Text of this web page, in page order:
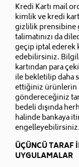
Kredi Kartı mail
kimlik ve kredi
gizlilik prensibine
talimatınızı da
geçip iptal
edebilirsiniz.
kartından para
ile bekletilip daha
ettiğiniz ürünlerin
göndereceğiniz
bedeli dışında
halinde bankaya
engelleyebilirsiniz.
ÜÇÜNCÜ TARAF
UYGULAMALAR